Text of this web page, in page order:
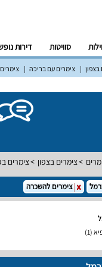
וילות סוויטות דירות
בצפון צימרים עם בריכה צימרים
צימרים בצפון צימרים
צימרים להשכרה
(1)